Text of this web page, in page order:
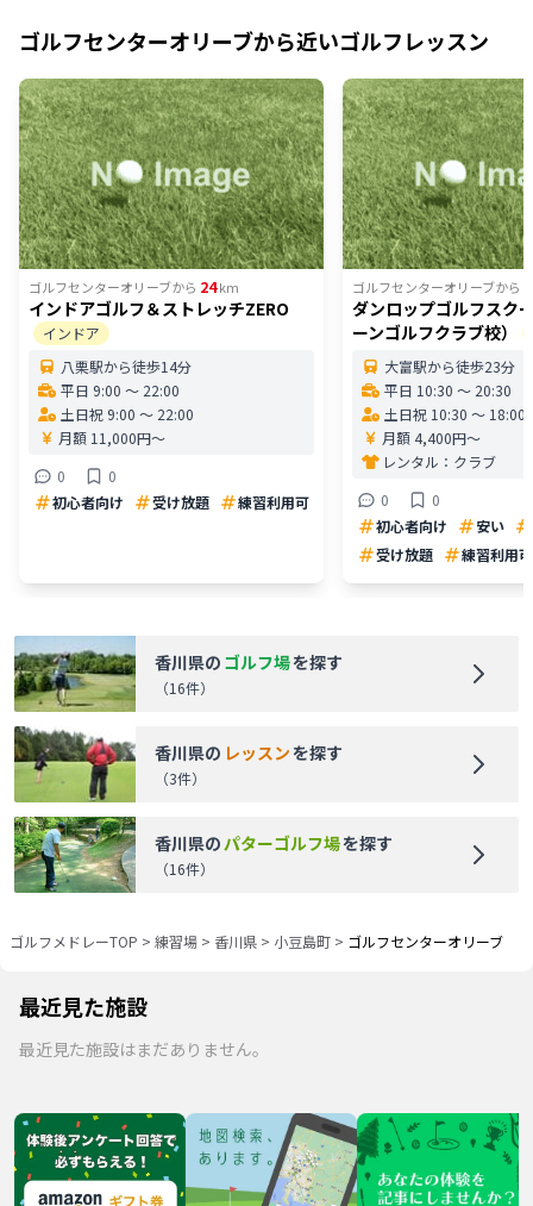
ゴルフセンターオリーブから近いゴルフレッスン
ゴルフセンターオリーブから 24km
インドアゴルフ＆ストレッチZERO
インドア
八栗駅から徒歩14分
平日 9:00 〜 22:00
土日祝 9:00 〜 22:00
月額 11,000円〜
0
0
初心者向け
受け放題 練習利用可
ゴルフセンターオリーブから
ダンロップゴルフスク
ーンゴルフクラブ校）
大富駅から徒歩23分
平日 10:30 〜 20:30
土日祝 10:30 〜 18:00
月額 4,400円〜
レンタル： クラブ
0
0
初心者向け
安い
受け放題
練習利用可
香川県の ゴルフ場を探す
（16件）
香川県の レッスンを探す
（3件）
香川県のパターゴルフ場を探す
（16件）
ゴルフメドレーTOP > 練習場 > 香川県 > 小豆島町 > ゴルフセンターオリーブ
最近見た施設
最近見た施設はまだありません。